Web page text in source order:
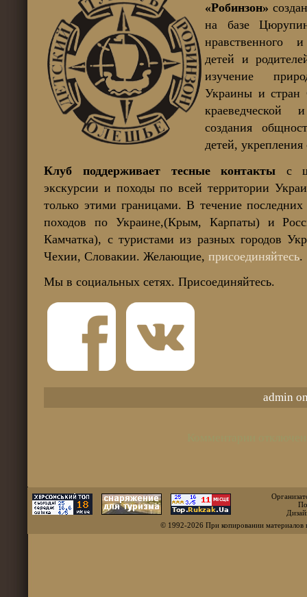
«Робинзон»
на базе
нравственного
детей и
изучение
Украины и стран
краеведческой
создания
детей,
Клуб поддерживает тесные контакты с
экскурсии и походы по всей территории
только этими границами. В течение
походов по Украине,(Крым, Карпаты) и
Камчатка), с туристами из разных городов
Чехии, Словакии. Желающие,присоединяйтесь.
Мы в социальных сетях. Присоединяйтесь.
admin
© 1992-2026 При копировании материалов